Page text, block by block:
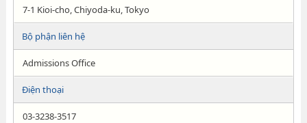
7-1 Kioi-cho, Chiyoda-ku, Tokyo
Bộ phận liên hệ
Admissions Office
Điện thoại
03-3238-3517